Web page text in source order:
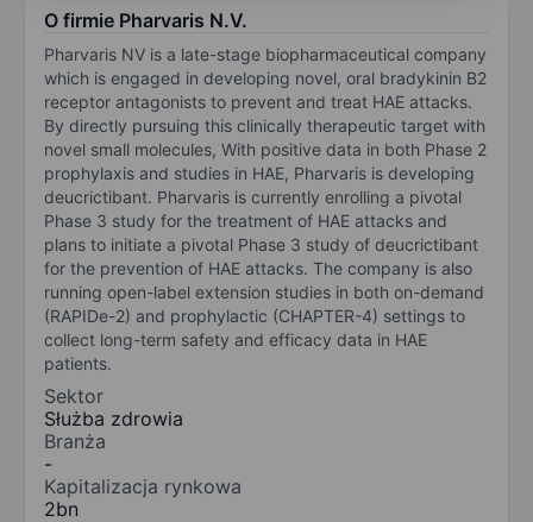
O firmie Pharvaris N.V.
Pharvaris NV is a late-stage biopharmaceutical company
which is engaged in developing novel, oral bradykinin B2
receptor antagonists to prevent and treat HAE attacks.
By directly pursuing this clinically therapeutic target with
novel small molecules, With positive data in both Phase 2
prophylaxis and studies in HAE, Pharvaris is developing
deucrictibant. Pharvaris is currently enrolling a pivotal
Phase 3 study for the treatment of HAE attacks and
plans to initiate a pivotal Phase 3 study of deucrictibant
for the prevention of HAE attacks. The company is also
running open-label extension studies in both on-demand
(RAPIDe-2) and prophylactic (CHAPTER-4) settings to
collect long-term safety and efficacy data in HAE
patients.
Sektor
Służba zdrowia
Branża
-
Kapitalizacja rynkowa
2bn